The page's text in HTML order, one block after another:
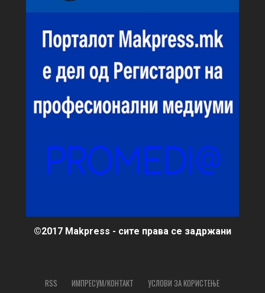
©2017 Makpress - сите права се задржани
RSS ИМПРЕСУМ/КОНТАКТ УСЛОВИ ЗА КОРИСТЕЊЕ